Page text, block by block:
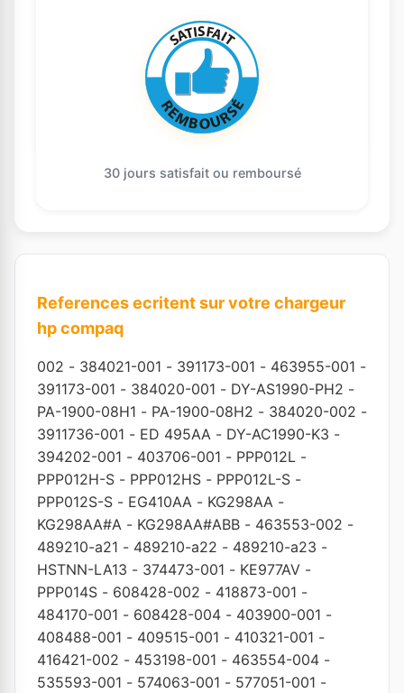
30 jours satisfait ou remboursé
References ecritent sur votre chargeur
hp compaq
002 - 384021-001 - 391173-001 - 463955-001 -
391173-001 - 384020-001 - DY-AS1990-PH2 -
PA-1900-08H1 - PA-1900-08H2 - 384020-002 -
3911736-001 - ED 495AA - DY-AC1990-K3 -
394202-001 - 403706-001 - PPP012L -
PPP012H-S - PPP012HS - PPP012L-S -
PPP012S-S - EG410AA - KG298AA -
KG298AA#A - KG298AA#ABB - 463553-002 -
489210-a21 - 489210-a22 - 489210-a23 -
HSTNN-LA13 - 374473-001 - KE977AV -
PPP014S - 608428-002 - 418873-001 -
484170-001 - 608428-004 - 403900-001 -
408488-001 - 409515-001 - 410321-001 -
416421-002 - 453198-001 - 463554-004 -
535593-001 - 574063-001 - 577051-001 -